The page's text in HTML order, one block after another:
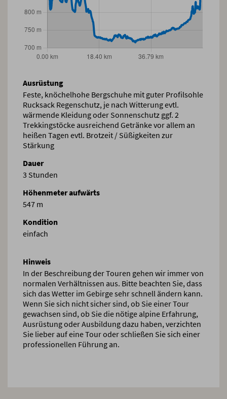
Ausrüstung
Feste, knöchelhohe Bergschuhe mit guter Profilsohle
Rucksack Regenschutz, je nach Witterung evtl.
wärmende Kleidung oder Sonnenschutz ggf. 2
Trekkingstöcke ausreichend Getränke vor allem an
heißen Tagen evtl. Brotzeit / Süßigkeiten zur
Stärkung
Dauer
3 Stunden
Höhenmeter aufwärts
547 m
Kondition
einfach
Hinweis
In der Beschreibung der Touren gehen wir immer von
normalen Verhältnissen aus. Bitte beachten Sie, dass
sich das Wetter im Gebirge sehr schnell ändern kann.
Wenn Sie sich nicht sicher sind, ob Sie einer Tour
gewachsen sind, ob Sie die nötige alpine Erfahrung,
Ausrüstung oder Ausbildung dazu haben, verzichten
Sie lieber auf eine Tour oder schließen Sie sich einer
professionellen Führung an.